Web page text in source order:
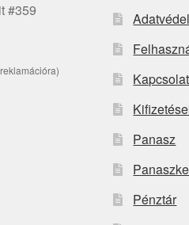
#359
Panasz
Pénztár